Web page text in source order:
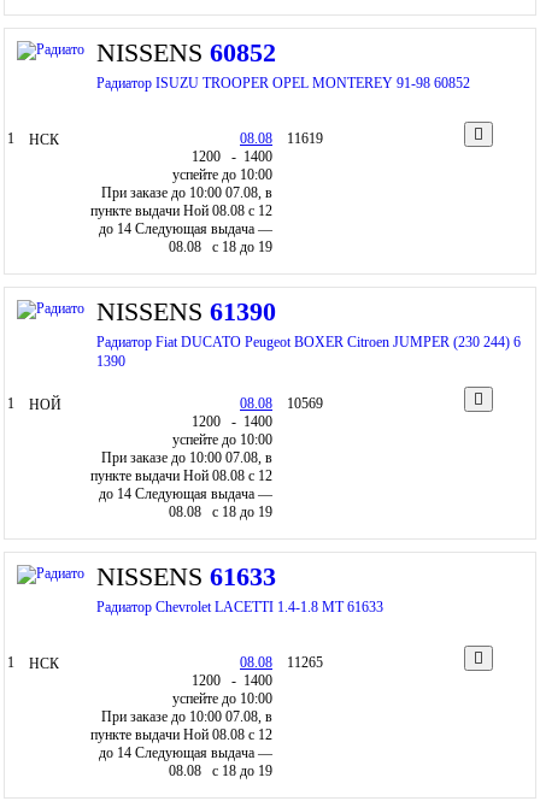
NISSENS 60852
Радиатор ISUZU TROOPER OPEL MONTEREY 91-98 60852
1 НСК
08.08
1200 - 1400
успейте до 10:00
При заказе до 10:00 07.08, в
пункте выдачи Ной 08.08 c 12
до 14 Следующая выдача —
08.08 c 18 до 19
11619
NISSENS 61390
Радиатор Fiat DUCATO Peugeot BOXER Citroen JUMPER (230 244) 6
1390
1 НОЙ
08.08
1200 - 1400
успейте до 10:00
При заказе до 10:00 07.08, в
пункте выдачи Ной 08.08 c 12
до 14 Следующая выдача —
08.08 c 18 до 19
10569
NISSENS 61633
Радиатор Chevrolet LACETTI 1.4-1.8 MT 61633
1 НСК
08.08
1200 - 1400
успейте до 10:00
При заказе до 10:00 07.08, в
пункте выдачи Ной 08.08 c 12
до 14 Следующая выдача —
08.08 c 18 до 19
11265